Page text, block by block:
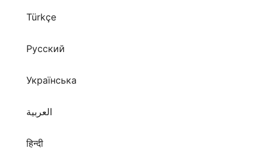
Türkçe
Русский
Українська
العربية
हिन्दी